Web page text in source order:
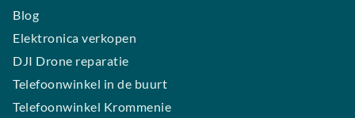
Blog
Elektronica verkopen
DJI Drone reparatie
Telefoonwinkel in de buurt
Telefoonwinkel Krommenie